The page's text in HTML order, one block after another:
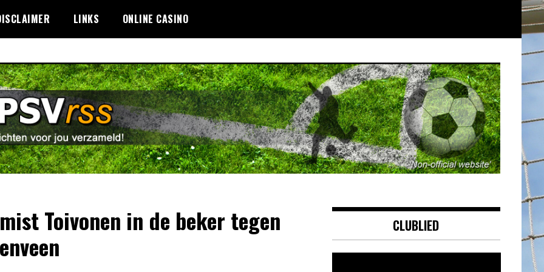
LINKS ONLINE CASINO
Toivonen in de beker tegen
CLUBLIED